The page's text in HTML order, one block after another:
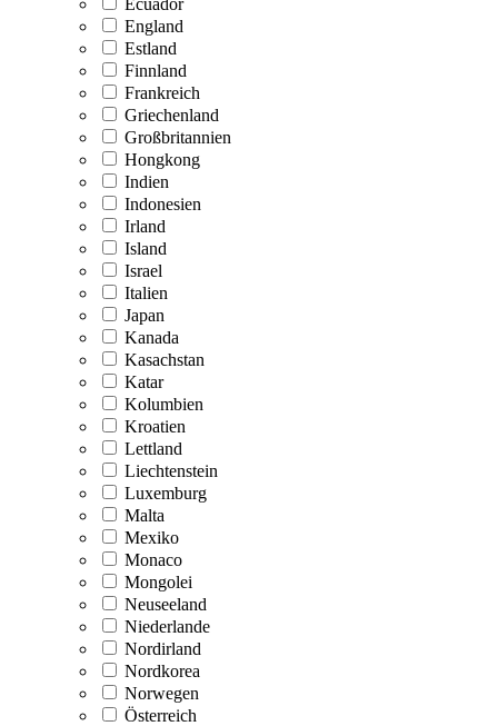
England
Estland
Finnland
Frankreich
Griechenland
Großbritannien
Hongkong
Indien
Indonesien
Irland
Island
Israel
Italien
Japan
Kanada
Kasachstan
Katar
Kolumbien
Kroatien
Lettland
Liechtenstein
Luxemburg
Malta
Mexiko
Monaco
Mongolei
Neuseeland
Niederlande
Nordirland
Nordkorea
Norwegen
Österreich